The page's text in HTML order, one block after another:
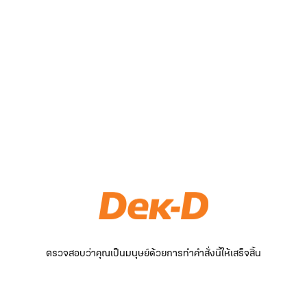
ตรวจสอบว่าคุณเป็นมนุษย์ด้วยการทำคำสั่งนี้ให้เสร็จสิ้น